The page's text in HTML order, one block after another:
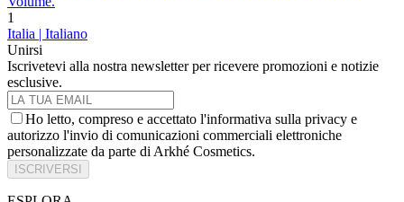
1
Italia | Italiano
Unirsi
Iscrivetevi alla nostra newsletter per ricevere promozioni e notizie
esclusive.
Ho letto, compreso e accettato l'informativa sulla privacy e
autorizzo l'invio di comunicazioni commerciali elettroniche
personalizzate da parte di Arkhé Cosmetics.
ISCRIVERSI